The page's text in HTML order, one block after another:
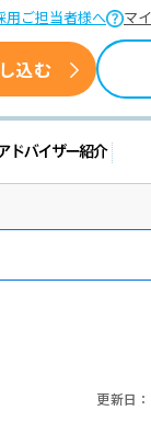
用ご担当者様へ マ
込む
キャリ
更新日